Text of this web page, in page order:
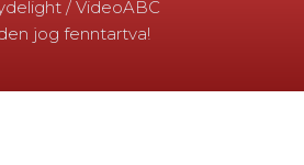
/ VideoABC
jog fenntartva!